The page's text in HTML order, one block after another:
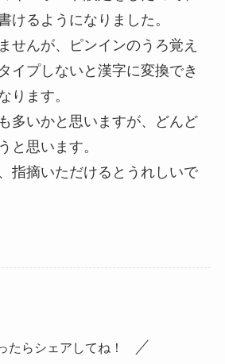
けるようになりました。
せんが、ピンインのうろ覚え
イプしないと漢字に変換でき
ります。
多いかと思いますが、どんど
と思います。
指摘いただけるとうれしいで
たらシェアしてね！